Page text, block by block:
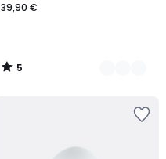
39,90 €
5
/